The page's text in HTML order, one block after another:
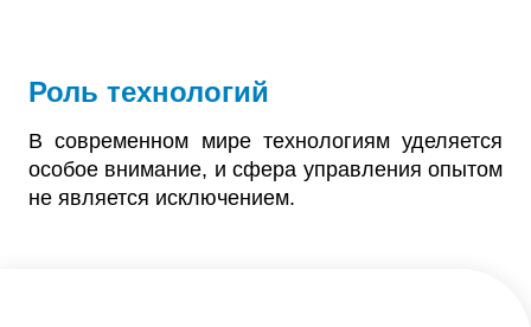
Роль технологий
В современном мире технологиям уделяется
особое внимание, и сфера управления опытом
не является исключением.